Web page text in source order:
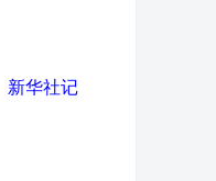
新华社记